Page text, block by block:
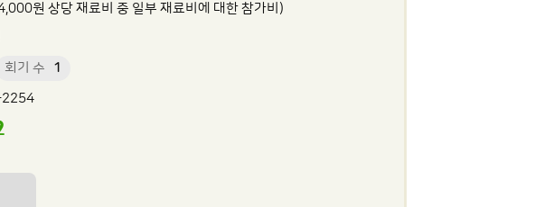
원 상당 재료비 중 일부 재료비에 대한 참가비)
회기 수
1